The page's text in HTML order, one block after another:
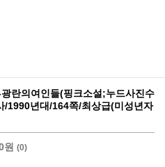
란의여인들(핑크소설;누드사진수
/1990년대/164쪽/최상급(미성년자
원 (0)